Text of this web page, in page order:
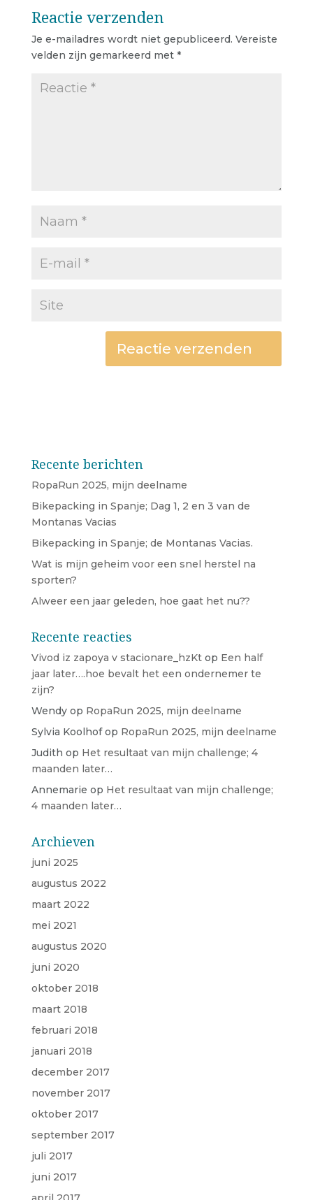
Reactie verzenden
Je e-mailadres wordt niet gepubliceerd. Vereiste
velden zijn gemarkeerd met *
Recente berichten
RopaRun 2025, mijn deelname
Bikepacking in Spanje; Dag 1, 2 en 3 van de
Montanas Vacias
Bikepacking in Spanje; de Montanas Vacias.
Wat is mijn geheim voor een snel herstel na
sporten?
Alweer een jaar geleden, hoe gaat het nu??
Recente reacties
Vivod iz zapoya v stacionare_hzKtop Een half
jaar later….hoe bevalt het een ondernemer te
zijn?
Wendyop RopaRun 2025, mijn deelname
Sylvia Koolhofop RopaRun 2025, mijn deelname
Judith op Het resultaat van mijn challenge; 4
maanden later…
Annemarie op Het resultaat van mijn challenge;
4 maanden later…
Archieven
juni 2025
augustus 2022
maart 2022
mei 2021
augustus 2020
juni 2020
oktober 2018
maart 2018
februari 2018
januari 2018
december 2017
november 2017
oktober 2017
september 2017
juli 2017
juni 2017